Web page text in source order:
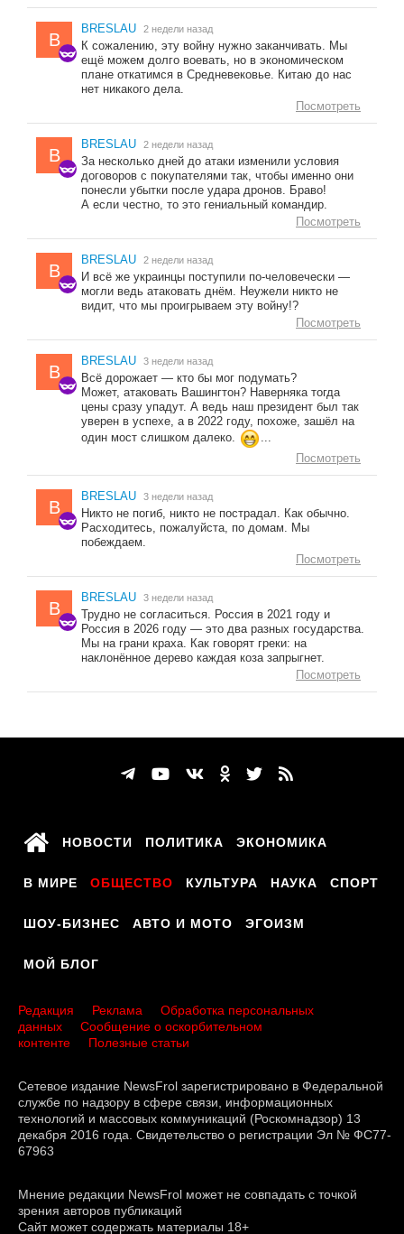
B
BRESLAU 2 недели назад
К сожалению, эту войну нужно заканчивать. Мы
ещё можем долго воевать, но в экономическом
плане откатимся в Средневековье. Китаю до нас
нет никакого дела.
Посмотреть
B
BRESLAU 2 недели назад
За несколько дней до атаки изменили условия
договоров с покупателями так, чтобы именно они
понесли убытки после удара дронов. Браво!
А если честно, то это гениальный командир.
Посмотреть
B
BRESLAU 2 недели назад
И всё же украинцы поступили по-человечески —
могли ведь атаковать днём. Неужели никто не
видит, что мы проигрываем эту войну!?
Посмотреть
B
BRESLAU 3 недели назад
Всё дорожает — кто бы мог подумать?
Может, атаковать Вашингтон? Наверняка тогда
цены сразу упадут. А ведь наш президент был так
уверен в успехе, а в 2022 году, похоже, зашёл на
один мост слишком далеко.
...
Посмотреть
B
BRESLAU 3 недели назад
Никто не погиб, никто не пострадал. Как обычно.
Расходитесь, пожалуйста, по домам. Мы
побеждаем.
Посмотреть
B
BRESLAU 3 недели назад
Трудно не согласиться. Россия в 2021 году и
Россия в 2026 году — это два разных государства.
Мы на грани краха. Как говорят греки: на
наклонённое дерево каждая коза запрыгнет.
Посмотреть
НОВОСТИ ПОЛИТИКА ЭКОНОМИКА
В МИРЕ ОБЩЕСТВО КУЛЬТУРА НАУКА СПОРТ
ШОУ-БИЗНЕС АВТО И МОТО ЭГОИЗМ
МОЙ БЛОГ
Редакция Реклама
Обработка персональных
данных
Сообщение о оскорбительном
контенте
Полезные статьи
Сетевое издание NewsFrol зарегистрировано в Федеральной
службе по надзору в сфере связи, информационных
технологий и массовых коммуникаций (Роскомнадзор) 13
декабря 2016 года. Свидетельство о регистрации Эл № ФС77-
67963
Мнение редакции NewsFrol может не совпадать с точкой
зрения авторов публикаций
Сайт может содержать материалы 18+